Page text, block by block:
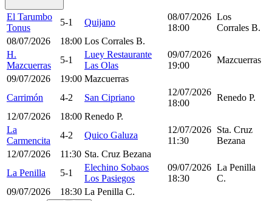
El Tarumbo
Tonus
5-1 Quijano
08/07/2026
18:00
Los
Corrales B.
08/07/2026
18:00 Los Corrales B.
H.
Mazcuerras
5-1
Luey Restaurante
Las Olas
09/07/2026
19:00
Mazcuerras
09/07/2026
19:00 Mazcuerras
Carrimón
4-2 San Cipriano
12/07/2026
18:00
Renedo P.
12/07/2026
18:00 Renedo P.
La
Carmencita
4-2 Quico Galuza
12/07/2026
11:30
Sta. Cruz
Bezana
12/07/2026
11:30 Sta. Cruz Bezana
La Penilla
5-1
Elechino Sobaos
Los Pasiegos
09/07/2026
18:30
La Penilla
C.
09/07/2026
18:30 La Penilla C.